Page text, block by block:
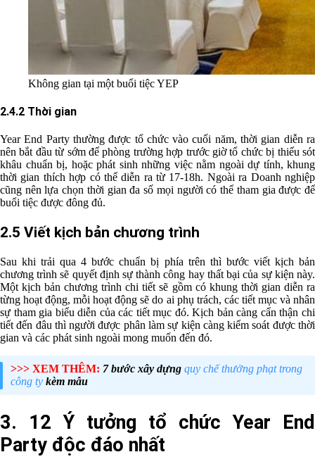
Không gian tại một buổi tiệc YEP
2.4.2 Thời gian
Year End Party thường được tổ chức vào cuối năm, thời gian diễn ra
nên bắt đầu từ sớm để phòng trường hợp trước giờ tổ chức bị thiếu sót
khâu chuẩn bị, hoặc phát sinh những việc nằm ngoài dự tính, khung
thời gian thích hợp có thể diễn ra từ 17-18h. Ngoài ra Doanh nghiệp
cũng nên lựa chọn thời gian đa số mọi người có thể tham gia được để
buổi tiệc được đông đủ.
2.5 Viết kịch bản chương trình
Sau khi trải qua 4 bước chuẩn bị phía trên thì bước viết kịch bản
chương trình sẽ quyết định sự thành công hay thất bại của sự kiện này.
Một kịch bản chương trình chi tiết sẽ gồm có khung thời gian diễn ra
từng hoạt động, mỗi hoạt động sẽ do ai phụ trách, các tiết mục và nhân
sự tham gia biểu diễn của các tiết mục đó. Kịch bản càng cẩn thận chi
tiết đến đâu thì người được phân làm sự kiện càng kiểm soát được thời
gian và các phát sinh ngoài mong muốn đến đó.
>>> XEM THÊM: 7 bước xây dựng quy chế thưởng phạt trong
công ty kèm mẫu
3. 12 Ý tưởng tổ chức Year End
Party độc đáo nhất